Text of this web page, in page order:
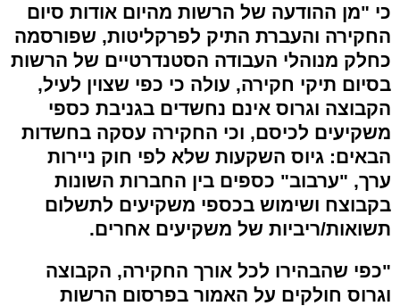
כי "מן ההודעה של הרשות מהיום אודות סיום
החקירה והעברת התיק לפרקליטות, שפורסמה
כחלק מנוהלי העבודה הסטנדרטיים של הרשות
בסיום תיקי חקירה, עולה כי כפי שצוין לעיל,
הקבוצה וגרוס אינם נחשדים בגניבת כספי
משקיעים לכיסם, וכי החקירה עסקה בחשדות
הבאים: גיוס השקעות שלא לפי חוק ניירות
ערך, "ערבוב" כספים בין החברות השונות
בקבוצח ושימוש בכספי משקיעים לתשלום
תשואות/ריביות של משקיעים אחרים.
"כפי שהבהירו לכל אורך החקירה, הקבוצה
וגרוס חולקים על האמור בפרסום הרשות